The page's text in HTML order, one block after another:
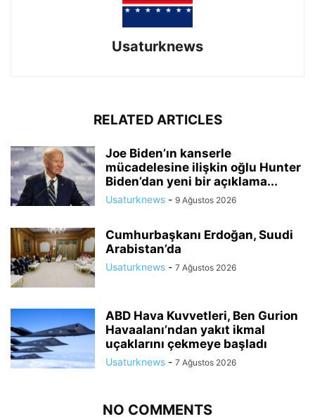
Usaturknews
RELATED ARTICLES
Joe Biden’ın kanserle
mücadelesine ilişkin oğlu Hunter
Biden’dan yeni bir açıklama...
Usaturknews - 9 Ağustos 2026
Cumhurbaşkanı Erdoğan, Suudi
Arabistan’da
Usaturknews - 7 Ağustos 2026
ABD Hava Kuvvetleri, Ben Gurion
Havaalanı’ndan yakıt ikmal
uçaklarını çekmeye başladı
Usaturknews - 7 Ağustos 2026
NO COMMENTS